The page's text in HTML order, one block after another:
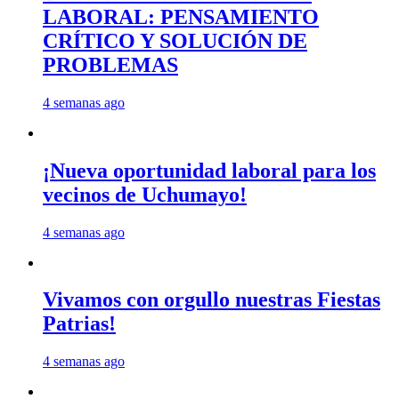
LABORAL: PENSAMIENTO
CRÍTICO Y SOLUCIÓN DE
PROBLEMAS
4 semanas ago
¡Nueva oportunidad laboral para los
vecinos de Uchumayo!
4 semanas ago
Vivamos con orgullo nuestras Fiestas
Patrias!
4 semanas ago